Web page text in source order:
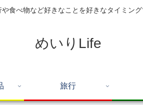
食べ物など好きなことを好きなタイミング
めいりLife
旅行